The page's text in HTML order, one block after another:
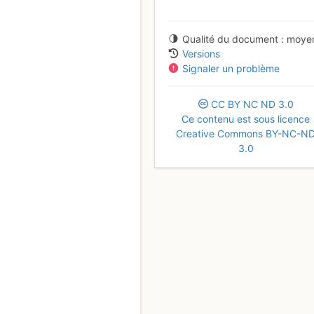
Qualité du document
Versions
Signaler un problème
CC BY NC ND 3.0
Ce contenu est sous licence
Creative Commons BY-NC-
3.0